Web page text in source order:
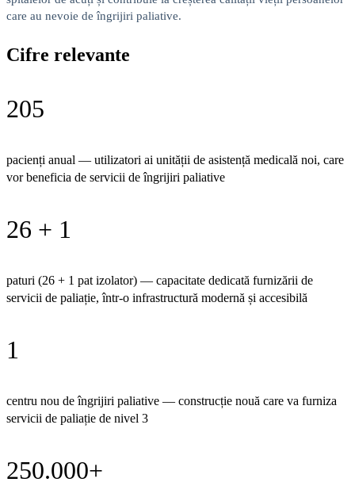
care au nevoie de îngrijiri paliative.
Cifre relevante
205
pacienți anual — utilizatori ai unității de asistență medicală noi, care
vor beneficia de servicii de îngrijiri paliative
26 + 1
paturi (26 + 1 pat izolator) — capacitate dedicată furnizării de
servicii de paliație, într-o infrastructură modernă și accesibilă
1
centru nou de îngrijiri paliative — construcție nouă care va furniza
servicii de paliație de nivel 3
250.000+